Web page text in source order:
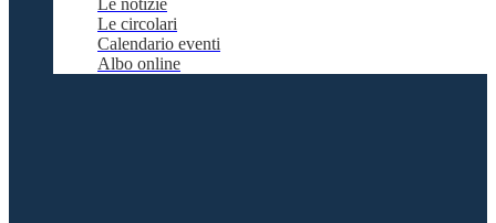
Le notizie
Le circolari
Calendario eventi
Albo online